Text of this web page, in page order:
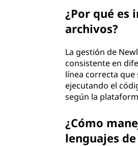
¿Por qué
archivos?
La gestión de
consistente en
línea correcta que
ejecutando el
según la
¿Cómo
lenguajes